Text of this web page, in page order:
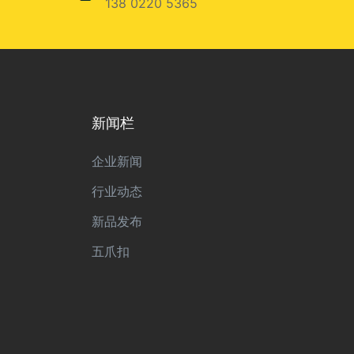
138 0220 5365
新闻栏
企业新闻
行业动态
新品发布
五爪扣